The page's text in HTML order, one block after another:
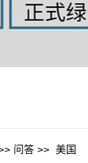
问答>> 美国